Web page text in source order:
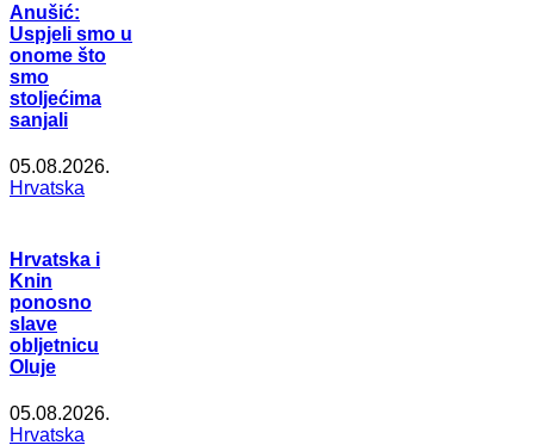
Anušić:
Uspjeli smo u
onome što
smo
stoljećima
sanjali
05.08.2026.
Hrvatska
Hrvatska i
Knin
ponosno
slave
obljetnicu
Oluje
05.08.2026.
Hrvatska